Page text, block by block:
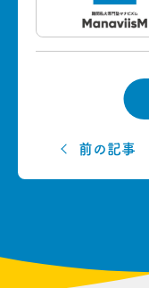
前の記事